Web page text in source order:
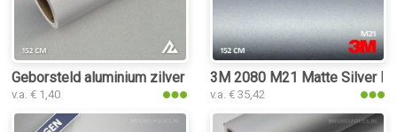
Geborsteld aluminium zilver interieurfolie
v.a. € 1,40
3M 2080 M21 Matte Silver
v.a. € 35,42